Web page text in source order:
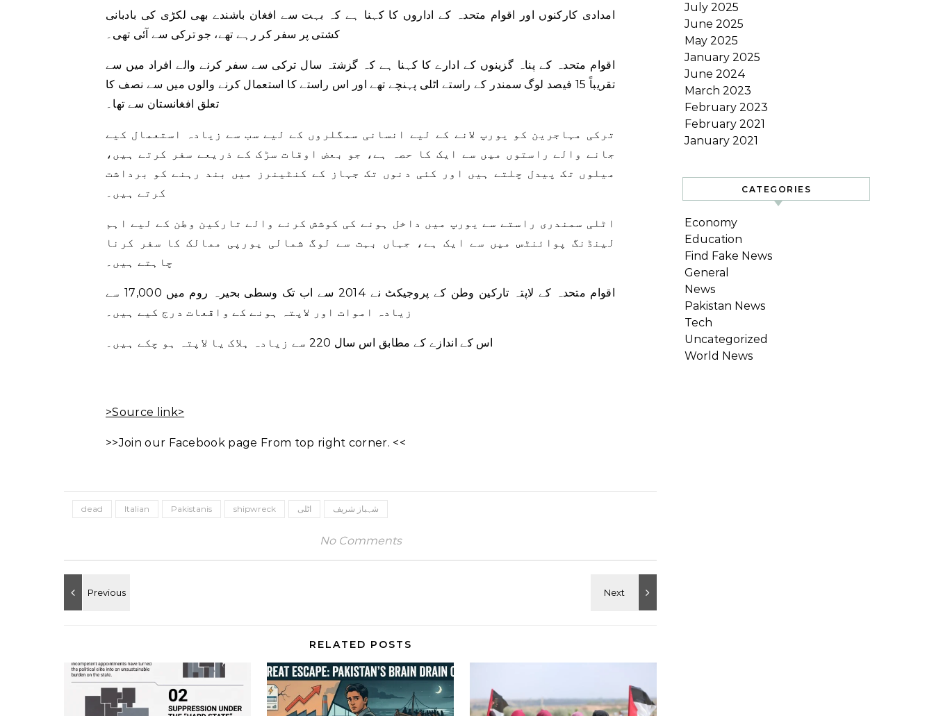
امدادی کارکنوں اور اقوام متحدہ کے اداروں کا کہنا ہے کہ بہت سے افغان باشندے بھی لکڑی کی بادبانی
کشتی پر سفر کر رہے تھے، جو ترکی سے آئی تھی۔
اقوام متحدہ کے پناہ گزینوں کے ادارے کا کہنا ہے کہ گزشتہ سال ترکی سے سفر کرنے والے افراد میں سے
تقریباً 15 فیصد لوگ سمندر کے راستے اٹلی پہنچے تھے اور اس راستے کا استعمال کرنے والوں میں سے نصف کا
تعلق افغانستان سے تھا۔
ترکی مہاجرین کو یورپ لانے کے لیے انسانی سمگلروں کے لیے سب سے زیادہ استعمال کیے
جانے والے راستوں میں سے ایک کا حصہ ہے، جو بعض اوقات سڑک کے ذریعے سفر کرتے ہیں،
میلوں تک پیدل چلتے ہیں اور کئی دنوں تک جہاز کے کنٹینرز میں بند رہنے کو برداشت
کرتے ہیں۔
اٹلی سمندری راستے سے یورپ میں داخل ہونے کی کوشش کرنے والے تارکین وطن کے لیے اہم
لینڈنگ پوائنٹس میں سے ایک ہے، جہاں بہت سے لوگ شمالی یورپی ممالک کا سفر کرنا
چاہتے ہیں۔
اقوام متحدہ کے لاپتہ تارکین وطن کے پروجیکٹ نے 2014 سے اب تک وسطی بحیرہ روم میں 17,000 سے
زیادہ اموات اور لاپتہ ہونے کے واقعات درج کیے ہیں۔
اس کے اندازے کے مطابق اس سال 220 سے زیادہ ہلاک یا لاپتہ ہو چکے ہیں۔
>Source link>
>>Join our Facebook page From top right corner. <<
dead Italian Pakistanis shipwreck اٹلی شہباز شریف
No Comments
RELATED POSTS
July 2025
June 2025
May 2025
January 2025
June 2024
March 2023
February 2023
February 2021
January 2021
CATEGORIES
Economy
Education
Find Fake News
General
News
Pakistan News
Tech
Uncategorized
World News